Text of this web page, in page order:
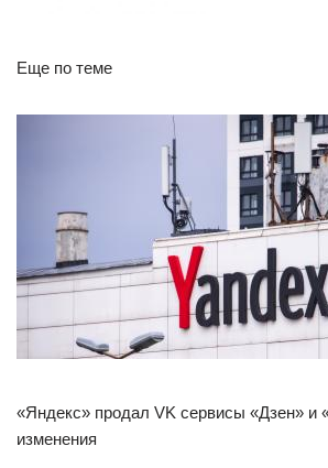
Еще по теме
«Яндекс» продал VK сервисы «Дзен» и
изменения